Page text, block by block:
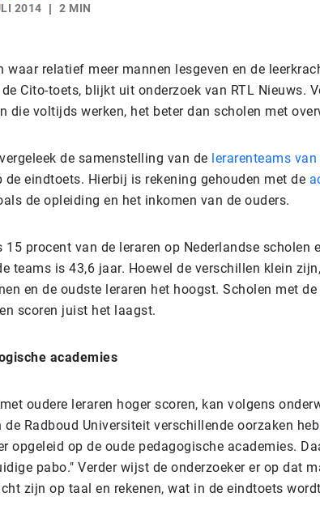
2014 2 MIN
waar relatief meer mannen lesgeven en de
Cito-toets, blijkt uit onderzoek van RTL Nieuws.
die voltijds werken, het beter dan scholen met
de samenstelling van de lerarenteams
de eindtoets. Hierbij is rekening gehouden met de
de opleiding en het inkomen van de ouders.
15 procent van de leraren op Nederlandse scholen
teams is 43,6 jaar. Hoewel de verschillen klein
en de oudste leraren het hoogst. Scholen met
scoren juist het laagst.
academies
oudere leraren hoger scoren, kan volgens
de Radboud Universiteit verschillende oorzaken
opgeleid op de oude pedagogische academies.
pabo." Verder wijst de onderzoeker er op dat
zijn op taal en rekenen, wat in de eindtoets